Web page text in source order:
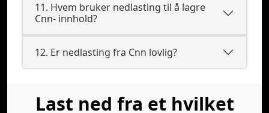
11. Hvem bruker nedlasting til å lagre
Cnn- innhold?
12. Er nedlasting fra Cnn lovlig?
Last ned fra et hvilket